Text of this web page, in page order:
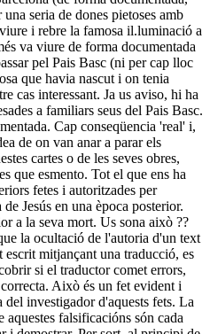
seria de dones pietoses amb
i rebre la famosa il.luminació a
va viure de forma documentada
pel Pais Basc (ni per cap lloc
que havia nascut i on tenia
cas interessant. Ja us aviso, hi ha
a familiars seus del Pais Basc.
Cap conseqüencia 'real' i,
de on van anar a parar els
cartes o de les seves obres,
que esmento. Tot el que ens ha
fetes i autoritzades per
Jesús en una època posterior.
a la seva mort. Us sona això ??
la ocultació de l'autoria d'un text
escrit mitjançant una traducció, es
si el traductor comet errors,
Això és un fet evident i
investigador d'aquests fets. La
aquestes falsificacións són cada